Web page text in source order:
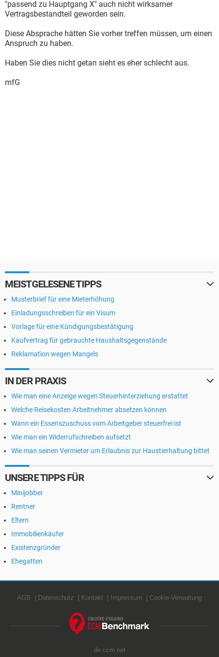
"passend zu Hauptgang X" auch nicht wirksamer
Vertragsbestandteil geworden sein.
Diese Absprache hätten Sie vorher treffen müssen, um einen
Anspruch zu haben.
Haben Sie dies nicht getan sieht es eher schlecht aus.
mfG
MEISTGELESENE TIPPS
Musterbrief für eine Mieterhöhung
Einladungsschreiben für ein Visum
Vorlage für eine Kündigungsbestätigung
Kaufvertrag für gebrauchte Haushaltsgegenstände
Reklamation wegen Mangels
IN DER PRAXIS
Wie man eine Anzeige wegen Steuerhinterziehung erstattet
Welche Reisekosten Arbeitnehmer absetzen können
Wann ein Essenszuschuss vom Arbeitgeber steuerfrei ist
Wie man ein Widerrufschreiben aufsetzt
Wie man seinen Vermieter um Erlaubnis zur Haustierhaltung bittet
UNSERE TIPPS FÜR
Minijobber
Rentner
Eltern
Immobilienkäufer
Existenzgründer
Ehegatten
AGB Datenschutz Kontakt Impressum Cookie-Verwaltung
de.ccm.net